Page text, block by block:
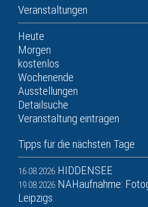
Veranstaltungen
Heute
Morgen
kostenlos
Wochenende
Ausstellungen
Detailsuche
Veranstaltung eintragen
Tipps für die nächsten Tage
16.08.2026 HIDDENSEE
19.08.2026 NAHaufnahme:
Leipzigs